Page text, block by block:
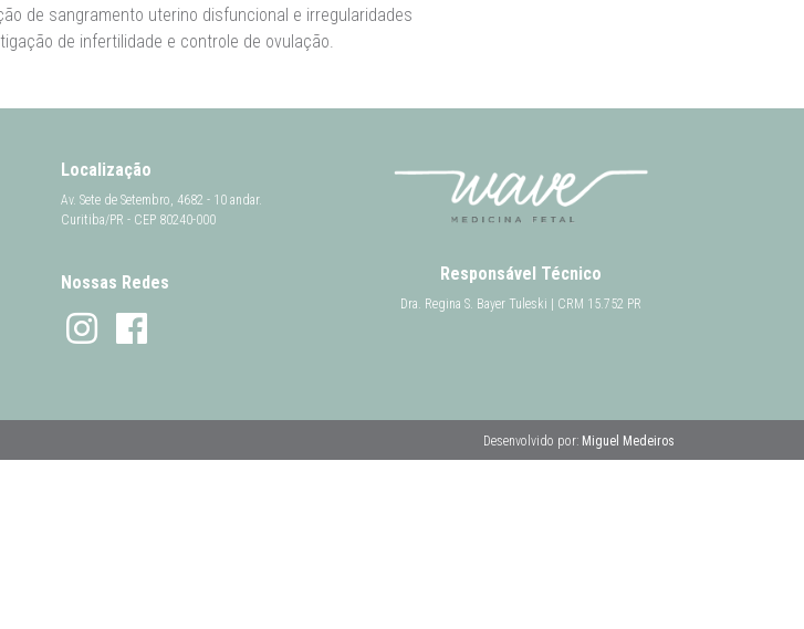
de sangramento uterino disfuncional e irregularidades
de infertilidade e controle de ovulação.
Localização
Av. Sete de Setembro, 4682 - 10 andar.
Curitiba/PR - CEP 80240-000
Nossas Redes Responsável Técnico
Dra. Regina S. Bayer Tuleski | CRM 15.752 PR
Desenvolvido por: Miguel Medeiros